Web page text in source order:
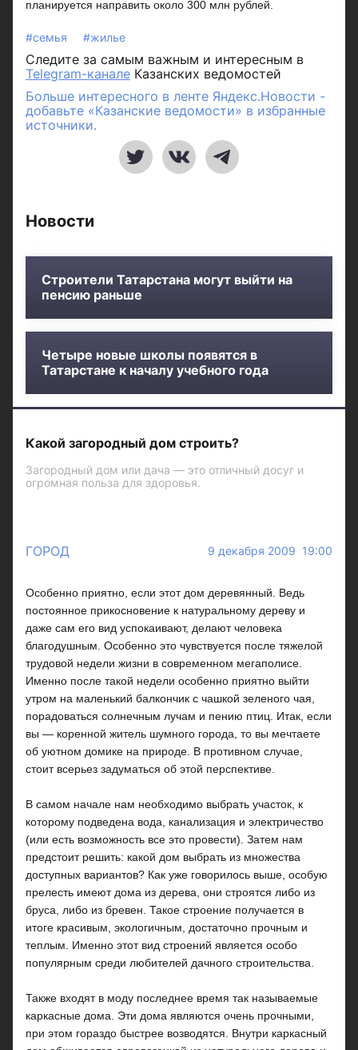
планируется направить около 300 млн рублей.
#семья #жилье
Следите за самым важным и интересным в
Telegram-канале Казанских ведомостей
Больше интересного в ленте Яндекс.Новости -
добавьте «Казанские ведомости» в избранные
источники.
Новости
Строители Татарстана могут выйти на
пенсию раньше
Четыре новые школы появятся в
Татарстане к началу учебного года
Какой загородный дом строить?
Загородный дом или дача — это отличный досуг и
огромная польза для здоровья.
ГОРОД 9 декабря 2009 19:00
Особенно приятно, если этот дом деревянный. Ведь
постоянное прикосновение к натуральному дереву и
даже сам его вид успокаивают, делают человека
благодушным. Особенно это чувствуется после тяжелой
трудовой недели жизни в современном мегаполисе.
Именно после такой недели особенно приятно выйти
утром на маленький балкончик с чашкой зеленого чая,
порадоваться солнечным лучам и пению птиц. Итак, если
вы — коренной житель шумного города, то вы мечтаете
об уютном домике на природе. В противном случае,
стоит всерьез задуматься об этой перспективе.
В самом начале нам необходимо выбрать участок, к
которому подведена вода, канализация и электричество
(или есть возможность все это провести). Затем нам
предстоит решить: какой дом выбрать из множества
доступных вариантов? Как уже говорилось выше, особую
прелесть имеют дома из дерева, они строятся либо из
бруса, либо из бревен. Такое строение получается в
итоге красивым, экологичным, достаточно прочным и
теплым. Именно этот вид строений является особо
популярным среди любителей дачного строительства.
Также входят в моду последнее время так называемые
каркасные дома. Эти дома являются очень прочными,
при этом гораздо быстрее возводятся. Внутри каркасный